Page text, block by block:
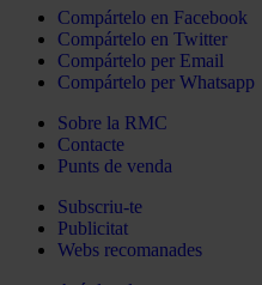
Compártelo en Facebook
Compártelo en Twitter
Compártelo per Email
Compártelo per Whatsapp
Sobre la RMC
Contacte
Punts de venda
Subscriu-te
Publicitat
Webs recomanades